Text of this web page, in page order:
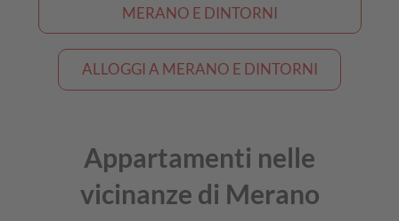
MERANO E DINTORNI
ALLOGGI A MERANO E DINTORNI
Appartamenti nelle
vicinanze di Merano